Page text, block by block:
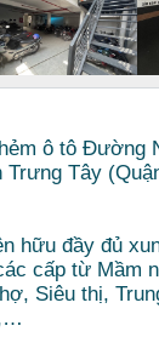
ô tô Đường
Trưng Tây
hữu đầy đủ
cấp từ Mầm
Siêu thị,